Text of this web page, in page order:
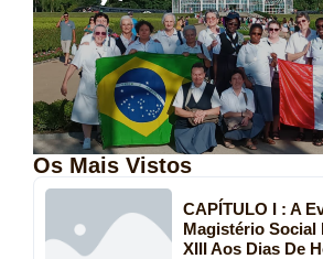
Os Mais Vistos
CAPÍTULO I : A
Magistério Social
XIII Aos Dias De